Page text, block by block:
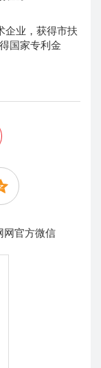
企业，获得市扶
国家专利金
网官方微信